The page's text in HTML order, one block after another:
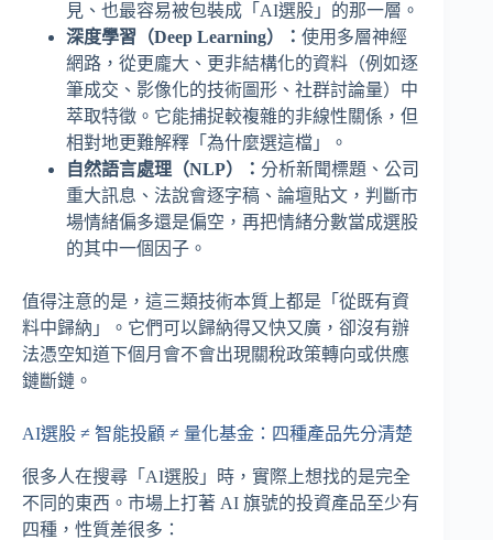
見、也最容易被包裝成「AI選股」的那一層。
深度學習（Deep Learning）： 使用多層神經
網路，從更龐大、更非結構化的資料（例如逐
筆成交、影像化的技術圖形、社群討論量）中
萃取特徵。它能捕捉較複雜的非線性關係，但
相對地更難解釋「為什麼選這檔」。
自然語言處理（NLP）： 分析新聞標題、公司
重大訊息、法說會逐字稿、論壇貼文，判斷市
場情緒偏多還是偏空，再把情緒分數當成選股
的其中一個因子。
值得注意的是，這三類技術本質上都是「從既有資
料中歸納」。它們可以歸納得又快又廣，卻沒有辦
法憑空知道下個月會不會出現關稅政策轉向或供應
鏈斷鏈。
AI選股 ≠ 智能投顧 ≠ 量化基金：四種產品先分清楚
很多人在搜尋「AI選股」時，實際上想找的是完全
不同的東西。市場上打著 AI 旗號的投資產品至少有
四種，性質差很多：